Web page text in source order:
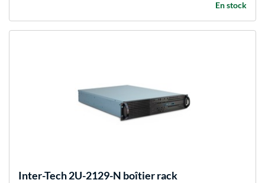
En stock
Inter-Tech2U-2129-N boîtier rack